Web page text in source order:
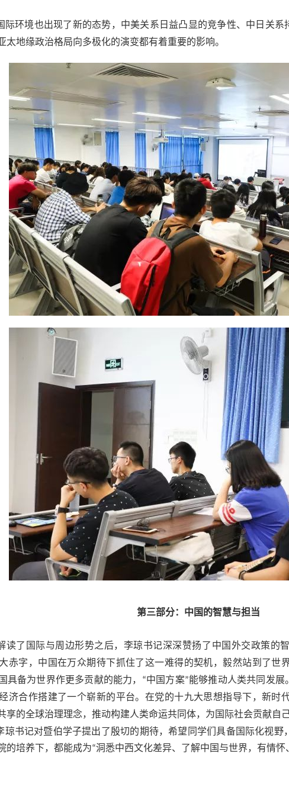
际环境也出现了新的态势，中美关系日益凸显的竞争性、中日关系
太地缘政治格局向多极化的演变都有着重要的影响。
第三部分：中国的智慧与担当
读了国际与周边形势之后，李琼书记深深赞扬了中国外交政策的
赤字，中国在万众期待下抓住了这一难得的契机，毅然站到了世
具备为世界作更多贡献的能力，
“中国方案”能够推动人类共同发展
济合作搭建了一个崭新的平台。在党的十九大思想指导下，新时
享的全球治理理念，推动构建人类命运共同体，为国际社会贡献自
琼书记对暨伯学子提出了殷切的期待，希望同学们具备国际化视
的培养下，都能成为“洞悉中西文化差异、了解中国与世界，有情怀